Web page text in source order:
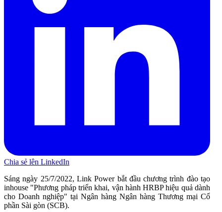
Chia sẻ lên LinkedIn
Sáng ngày 25/7/2022, Link Power bắt đầu chương trình đào tạo
inhouse "Phương pháp triển khai, vận hành HRBP hiệu quả dành
cho Doanh nghiệp" tại Ngân hàng Ngân hàng Thương mại Cổ
phần Sài gòn (SCB).